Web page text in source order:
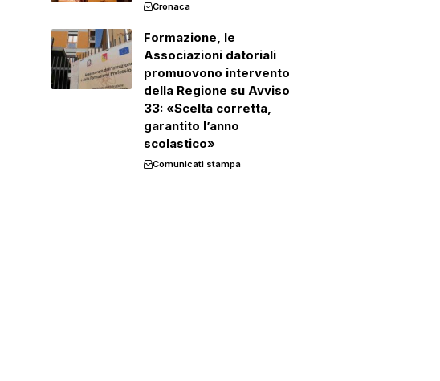
Cronaca
Formazione, le
Associazioni datoriali
promuovono intervento
della Regione su Avviso
33: «Scelta corretta,
garantito l’anno
scolastico»
Comunicati stampa